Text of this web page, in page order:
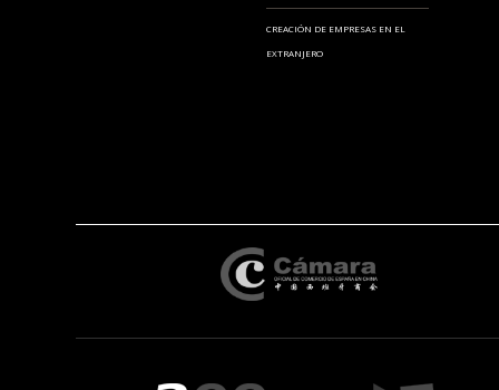
CREACIÓN DE EMPRESAS EN EL
EXTRANJERO